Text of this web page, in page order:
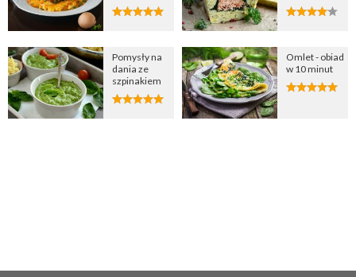
Pomysły na
dania ze
szpinakiem
Omlet - obiad
w 10 minut